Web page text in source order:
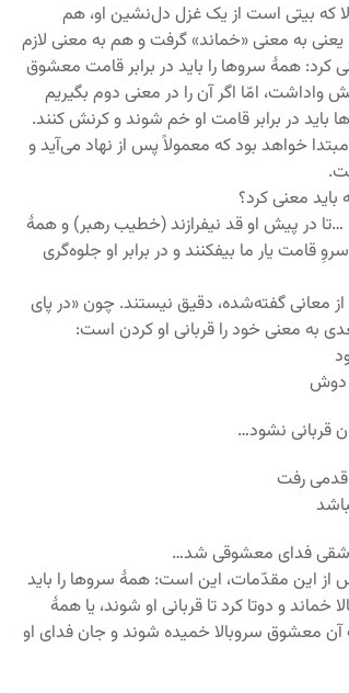
که بیتی است از یک غزل دل‌نشین او، هم
به معنی «خماند» گرفت و هم به معنی لازم
کرد: همۀ سروها را باید در برابر قامت معشوق
واداشت، امّا اگر آن را در معنی دوم بگیریم
در برابر قامت او خم شوند و کرنش کنند.
خواهد بود که معمولاً پس از نهاد می‌آید و
باید معنی کرد؟
…تا در پیش او قد نیفرازند (خطیب رهبر) و همۀ
قامت یار ما بیفکنند و در برابر او جلوه‌گری
معانی گفته‌شده، دقیق نیستند. چون «در پای
معنی خود را قربانی او کردن است:
دوش
قربانی نشود…
قدمی رفت
عاشقی فدای معشوقی شد…
این مقدّمات، این است: همۀ سروها را باید
خماند و دوتا کرد تا قربانی او شوند، یا همۀ
آن معشوق سروبالا خمیده شوند و جان فدای او